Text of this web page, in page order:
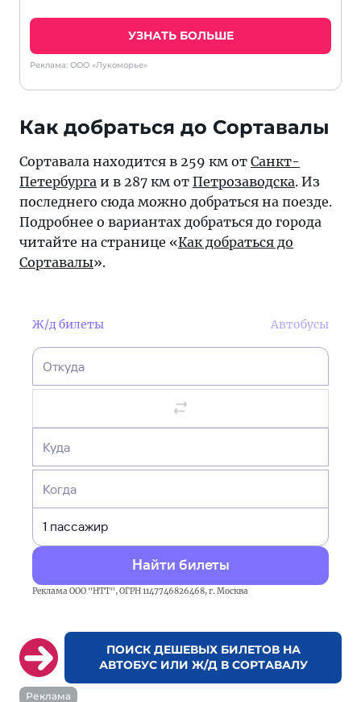
УЗНАТЬ БОЛЬШЕ
Реклама: ООО «Лукоморье»
Как добраться до Сортавалы
Сортавала находится в 259 км от Санкт-
Петербурга и в 287 км от Петрозаводска. Из
последнего сюда можно добраться на поезде.
Подробнее о вариантах добраться до города
читайте на странице «Как добраться до
Сортавалы».
Ж/д билеты Автобусы
Откуда
Куда
Когда
Найти билеты
Реклама ООО "НТТ", ОГРН 1147746826468, г. Москва
ПОИСК ДЕШЕВЫХ БИЛЕТОВ НА
АВТОБУС ИЛИ Ж/Д В СОРТАВАЛУ
Реклама